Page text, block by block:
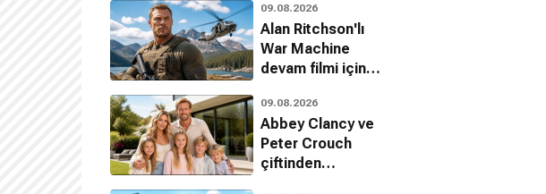
servetler nasıl
yok oldu?
09.08.2026
Alan Ritchson'lı
War Machine
devam filmi için
09.08.2026
Abbey Clancy ve
Peter Crouch
çiftinden